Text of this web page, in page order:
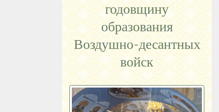
годовщину
образования
Воздушно-десантных
войск